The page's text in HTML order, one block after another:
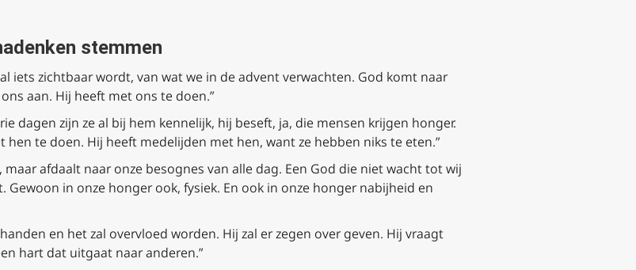
stemmen
iets zichtbaar wordt, van wat we in de advent verwachten. God komt naar
aan. Hij heeft met ons te doen.”
dagen zijn ze al bij hem kennelijk, hij beseft, ja, die mensen krijgen honger.
te doen. Hij heeft medelijden met hen, want ze hebben niks te eten.”
afdaalt naar onze besognes van alle dag. Een God die niet wacht tot wij
in onze honger ook, fysiek. En ook in onze honger nabijheid en
en het zal overvloed worden. Hij zal er zegen over geven. Hij vraagt
hart dat uitgaat naar anderen.”